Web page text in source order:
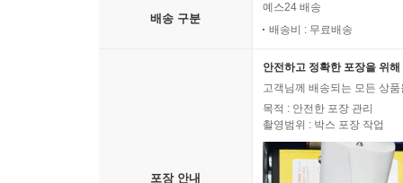
배송 구분
예스24 배송
배송비 : 무료배송
포장 안내
안전하고 정확한 포장을 위
고객님께 배송되는 모든 상
목적 : 안전한 포장 관리
촬영범위 : 박스 포장 작업